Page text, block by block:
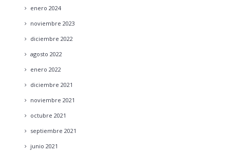
enero 2024
noviembre 2023
diciembre 2022
agosto 2022
enero 2022
diciembre 2021
noviembre 2021
octubre 2021
septiembre 2021
junio 2021